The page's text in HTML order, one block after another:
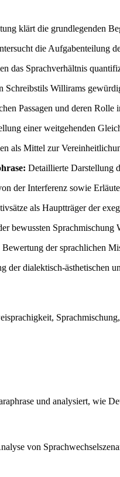
klärt die grundlegenden
die Aufgabenteilung
das Sprachverhältnis
Schreibstils Willirams
Passagen und deren Rolle
einer weitgehenden
als Mittel zur
Detaillierte Darstellung
der Interferenz sowie
als Hauptträger der
bewussten Sprachmischung
Bewertung der sprachlichen
der dialektisch-ästhetischen
und analysiert, wie
von